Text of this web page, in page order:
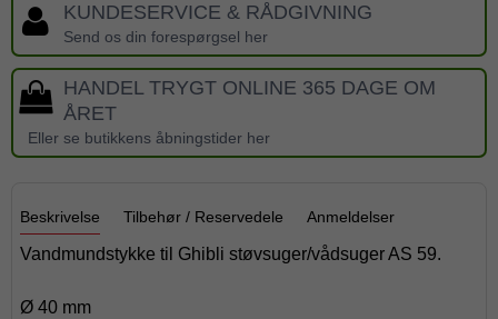
KUNDESERVICE & RÅDGIVNING
Send os din forespørgsel her
HANDEL TRYGT ONLINE 365 DAGE OM
ÅRET
Eller se butikkens åbningstider her
Beskrivelse Tilbehør / Reservedele Anmeldelser
Vandmundstykke til Ghibli støvsuger/vådsuger AS 59.
Ø 40 mm